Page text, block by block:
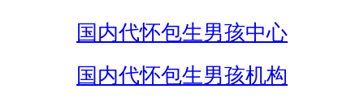
国内代怀包生男孩中心
国内代怀包生男孩机构